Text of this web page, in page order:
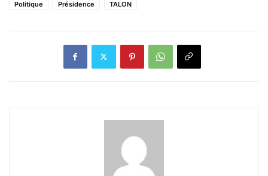
Politique
Présidence TALON